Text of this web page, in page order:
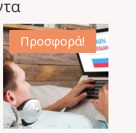
Προσφορά!